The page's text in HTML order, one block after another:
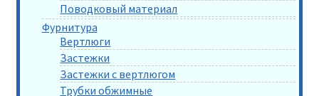
Поводковый материал
Фурнитура
Вертлюги
Застежки
Застежки с вертлюгом
Трубки обжимные